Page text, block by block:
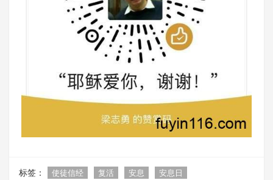
标签： 使徒信经 复活 安息 安息日